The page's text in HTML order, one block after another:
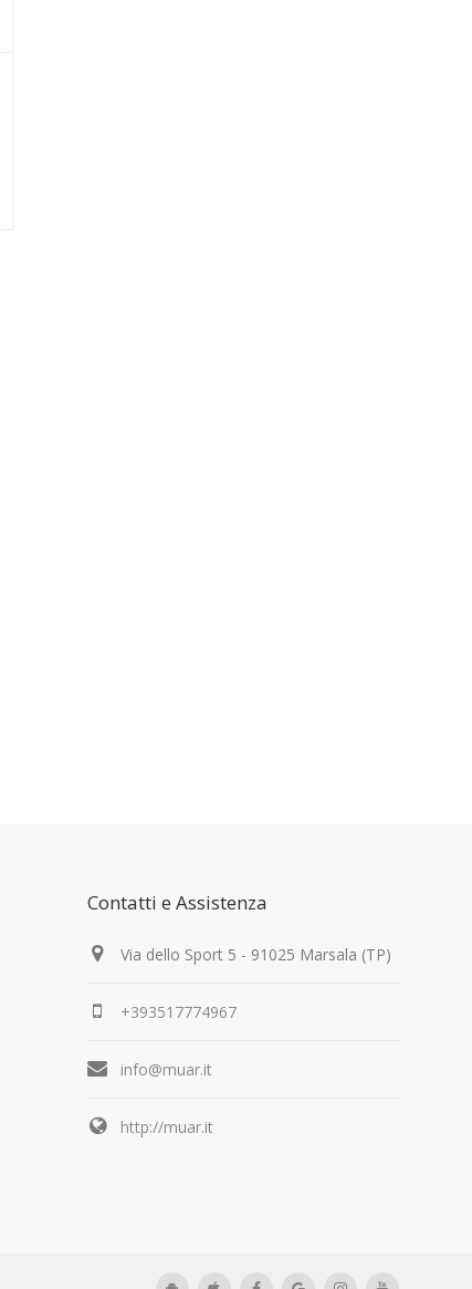
Contatti e Assistenza
Via dello Sport 5 - 91025 Marsala (TP)
+393517774967
info@muar.it
http://muar.it